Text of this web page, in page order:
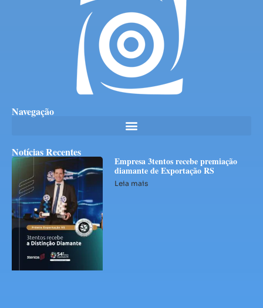
Navegação
Notícias Recentes
Empresa 3tentos recebe premiação
diamante de Exportação RS
Leia mais